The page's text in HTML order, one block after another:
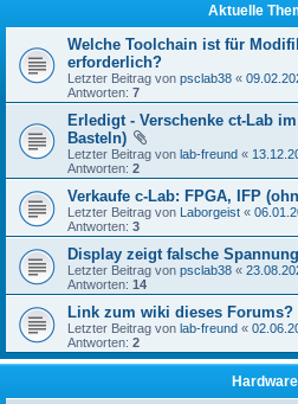
Aktuelle
Welche Toolchain ist für
erforderlich?
Letzter Beitrag von psclab38 «
Antworten: 7
Erledigt - Verschenke ct-Lab
Basteln)
Letzter Beitrag von lab-freund «
Antworten: 2
Verkaufe c-Lab: FPGA, IFP
Letzter Beitrag von Laborgeist «
Antworten: 3
Display zeigt falsche Spannung
Letzter Beitrag von psclab38 «
Antworten: 14
Link zum wiki dieses Forums?
Letzter Beitrag von lab-freund «
Antworten: 2
Hardware